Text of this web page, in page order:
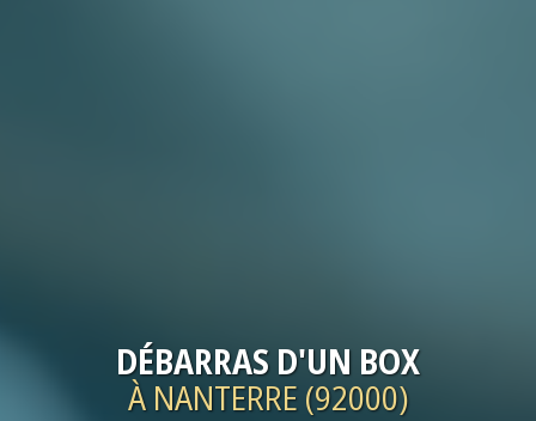
DÉBARRAS D'UN BOX
À NANTERRE (92000)